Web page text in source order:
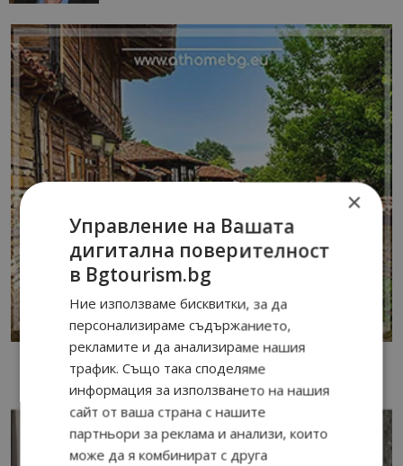
×
Управление на Вашата
дигитална поверителност
в Bgtourism.bg
Ние използваме бисквитки, за да
персонализираме съдържанието,
рекламите и да анализираме нашия
трафик. Също така споделяме
информация за използването на нашия
сайт от ваша страна с нашите
партньори за реклама и анализи, които
може да я комбинират с друга